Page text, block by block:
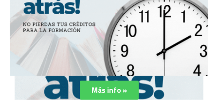
Más info »